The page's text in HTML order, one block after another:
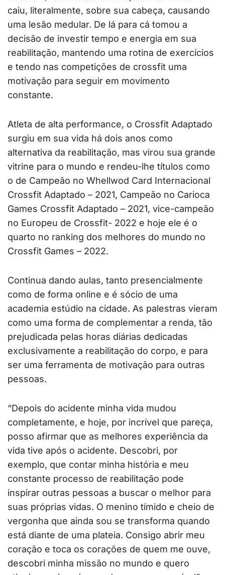
caiu, literalmente, sobre sua cabeça, causando
uma lesão medular. De lá para cá tomou a
decisão de investir tempo e energia em sua
reabilitação, mantendo uma rotina de exercícios
e tendo nas competições de crossfit uma
motivação para seguir em movimento
constante.
Atleta de alta performance, o Crossfit Adaptado
surgiu em sua vida há dois anos como
alternativa da reabilitação, mas virou sua grande
vitrine para o mundo e rendeu-lhe títulos como
o de Campeão no Whellwod Card Internacional
Crossfit Adaptado – 2021, Campeão no Carioca
Games Crossfit Adaptado – 2021, vice-campeão
no Europeu de Crossfit- 2022 e hoje ele é o
quarto no ranking dos melhores do mundo no
Crossfit Games – 2022.
Continua dando aulas, tanto presencialmente
como de forma online e é sócio de uma
academia estúdio na cidade. As palestras vieram
como uma forma de complementar a renda, tão
prejudicada pelas horas diárias dedicadas
exclusivamente a reabilitação do corpo, e para
ser uma ferramenta de motivação para outras
pessoas.
“Depois do acidente minha vida mudou
completamente, e hoje, por incrível que pareça,
posso afirmar que as melhores experiência da
vida tive após o acidente. Descobri, por
exemplo, que contar minha história e meu
constante processo de reabilitação pode
inspirar outras pessoas a buscar o melhor para
suas próprias vidas. O menino tímido e cheio de
vergonha que ainda sou se transforma quando
está diante de uma plateia. Consigo abrir meu
coração e toca os corações de quem me ouve,
descobri minha missão no mundo e quero